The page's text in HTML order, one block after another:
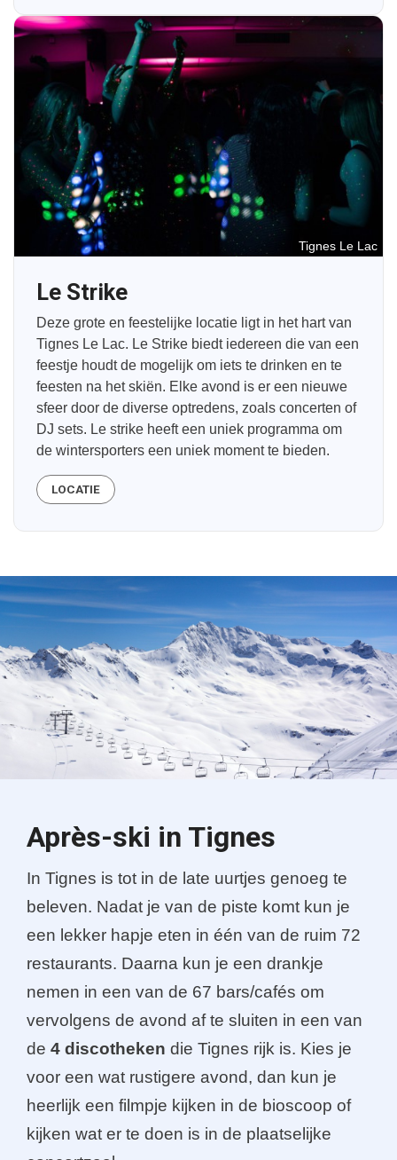
Tignes Le Lac
Le Strike
Deze grote en feestelijke locatie ligt in het hart van
Tignes Le Lac. Le Strike biedt iedereen die van een
feestje houdt de mogelijk om iets te drinken en te
feesten na het skiën. Elke avond is er een nieuwe
sfeer door de diverse optredens, zoals concerten of
DJ sets. Le strike heeft een uniek programma om
de wintersporters een uniek moment te bieden.
LOCATIE
Après-ski in Tignes
In Tignes is tot in de late uurtjes genoeg te
beleven. Nadat je van de piste komt kun je
een lekker hapje eten in één van de ruim 72
restaurants. Daarna kun je een drankje
nemen in een van de 67 bars/cafés om
vervolgens de avond af te sluiten in een van
de 4 discotheken die Tignes rijk is. Kies je
voor een wat rustigere avond, dan kun je
heerlijk een filmpje kijken in de bioscoop of
kijken wat er te doen is in de plaatselijke